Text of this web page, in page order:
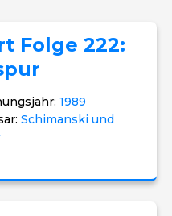
Folge 222:
1989
Schimanski und